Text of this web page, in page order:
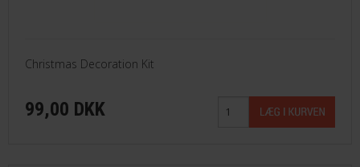
Christmas Decoration Kit
99,00 DKK